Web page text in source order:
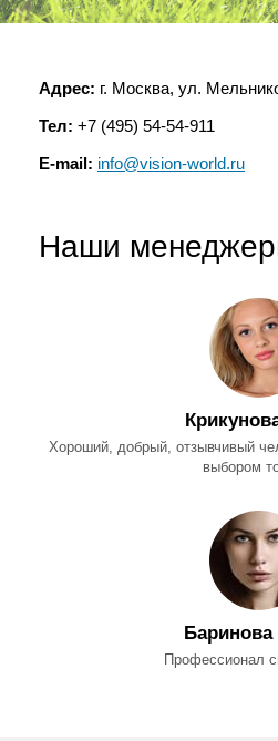
Адрес: г. Москва, ул.
Тел: +7 (495) 54-54-911
E-mail: info@vision-world.ru
Наши
Хороший, добрый, отзывчивый
выбором
Баринова
Профессионал